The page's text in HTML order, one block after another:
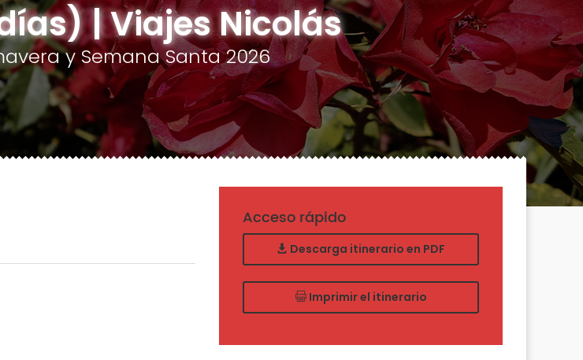
| Viajes Nicolás
y Semana Santa 2026
Acceso rápido
Descarga itinerario en PDF
Imprimir el itinerario